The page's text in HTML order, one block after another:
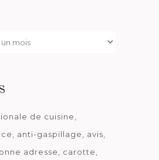
de cuisine
anti-gaspillage
avis
adresse
carotte